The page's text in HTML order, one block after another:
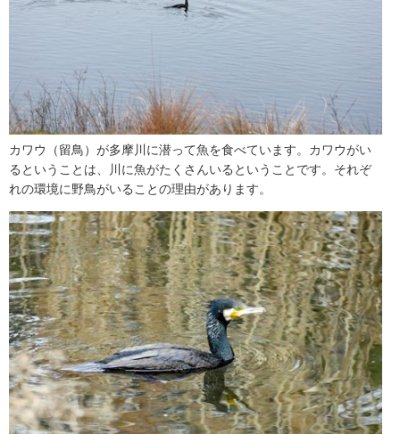
カワウ（留鳥）が多摩川に潜って魚を食べています。カワウがい
るということは、川に魚がたくさんいるということです。それぞ
れの環境に野鳥がいることの理由があります。